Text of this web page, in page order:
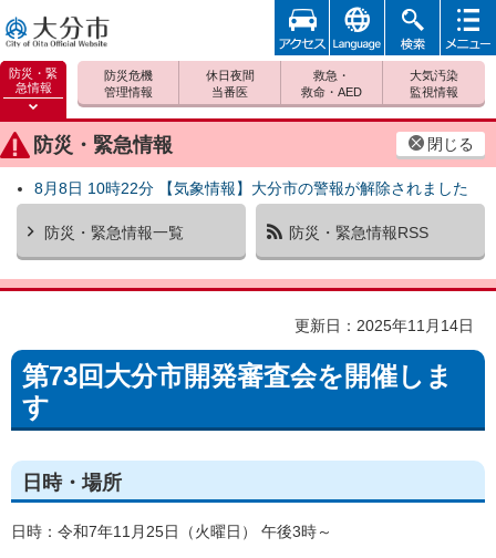
大分市
防災・緊
急情報
防災緊
急情報
を開く
防災・緊急情報 閉じる
8月8日 10時22分 【気象情報】大分市の警報が解除されました
防災・緊急情報一覧 防災・緊急情報RSS
防災危機
管理情報
休日夜間
当番医
救急・
救命・AED
大気汚染
監視情報
アクセ
ス
foreign 検索
メニュ
更新日：2025年11月14日
第73回大分市開発審査会を開催しま
す
日時・場所
日時：令和7年11月25日（火曜日） 午後3時～